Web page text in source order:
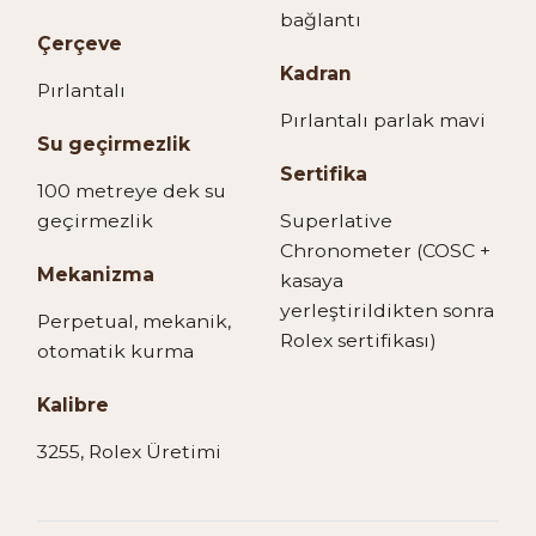
Çerçeve
Pırlantalı
Su geçirmezlik
100 metreye dek su
geçirmezlik
Mekanizma
Perpetual, mekanik,
otomatik kurma
Kalibre
3255, Rolex Üretimi
bağlantı
Kadran
Pırlantalı parlak mavi
Sertifika
Superlative
Chronometer (COSC +
kasaya
yerleştirildikten sonra
Rolex sertifikası)